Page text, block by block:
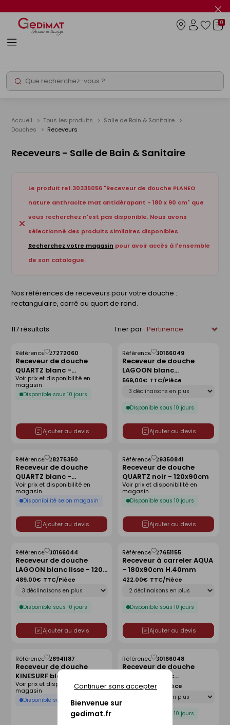
Bienvenue sur
gedimat.fr
Continuer sans accepter
le
info
Rechercher
0
Accueil Tous les produits
Salle de Bain & Sanitaire
Douches
Receveurs
Receveurs - Salle de Bain & Sanitaire
Le produit ref.30335056 "Receveur de douche PLANEO
nature anthracite mat antidérapant - 180 x 90 cm" que
vous recherchez n'est pas disponible. Nous avons
sélectionné des produits similaires disponibles.
Recherchez votre magasin pour avoir accès à l'ensemble
de son catalogue.
Nos références de receveurs pour votre douche :
rectangulaire, carré ou quart de rond.
117 résultats Trier par
Receveur de douche
QUARTZ blanc -
120x80cm
Référence :27272060
Disponible sous 10 jours
Voir prix et disponibilité en
magasin
Ajouter au devis
Enregistrer
comme
liste
Receveur de douche
LAGOON blanc
antidérapant - 120 x 90
cm
Référence :30166049
Disponible sous 10 jours
569,00€ TTC/Pièce
Ajouter au devis
Enregistrer
comme
liste
Receveur de douche
QUARTZ blanc -
160x90cm
Référence :28275350
Disponibilité selon magasin
Voir prix et disponibilité en
magasin
Ajouter au devis
Enregistrer
comme
liste
Receveur de douche
QUARTZ noir - 120x90cm
Référence :29350841
Disponible sous 10 jours
Voir prix et disponibilité en
magasin
Ajouter au devis
Enregistrer
comme
liste
Receveur de douche
LAGOON blanc lisse - 120 x
90 cm
Référence :30166044
Disponible sous 10 jours
489,00€ TTC/Pièce
Ajouter au devis
Enregistrer
comme
liste
Receveur à carreler AQUA
- 180x90cm H.40mm
Référence :27651155
Disponible sous 10 jours
422,00€ TTC/Pièce
Ajouter au devis
Enregistrer
comme
liste
Receveur de douche
KINESURF blanc -
80x80cm
Référence :28941187
Disponible sur commande
Voir prix et disponibilité en
magasin
Enregistrer
comme
liste
Receveur de douche
LAGOON blanc
antidérapant - 120 x 80
Référence :30166048
Déclinaison
Disponible sous 10 jours
489,00€ TTC/Pièce
Enregistrer
comme